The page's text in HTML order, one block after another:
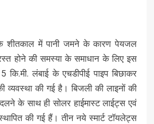
शीतकाल में पानी जमने के कारण पेयजल
होने की समस्या के समाधान के लिए इस
कि.मी. लंबाई के एचडीपीई पाइप बिछाकर
व्यवस्था की गई है। बिजली की लाइनों की
के साथ ही सोलर हाईमास्ट लाईट्स एवं
की गई हैं। तीन नये स्मार्ट टॉयलेट्स